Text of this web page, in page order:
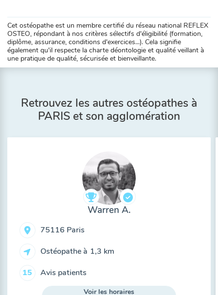
Cet ostéopathe est un membre certifié du réseau national REFLEX
OSTEO, répondant à nos critères sélectifs d'éligibilité (formation,
diplôme, assurance, conditions d'exercices...). Cela signifie
également qu'il respecte la charte déontologie et qualité veillant à
une pratique de qualité, sécurisée et bienveillante.
Retrouvez les autres ostéopathes à
PARIS et son agglomération
Warren A.
75116 Paris
Ostéopathe à 1,3 km
15 Avis patients
Voir les horaires